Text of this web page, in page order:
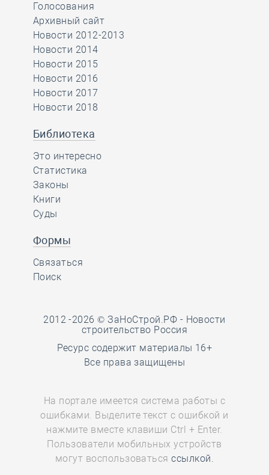
Голосования
Архивный сайт
Новости 2012-2013
Новости 2014
Новости 2015
Новости 2016
Новости 2017
Новости 2018
Библиотека
Это интересно
Статистика
Законы
Книги
Суды
Формы
Связаться
Поиск
2012 -2026 © ЗаНоСтрой.РФ - Новости
строительство Россия
Ресурс содержит материалы 16+
Все права защищены
На портале имеется система работы с
ошибками. Выделите текст с ошибкой и
нажмите вместе клавиши Ctrl + Enter.
Пользователи мобильных устройств
могут воспользоватьсяссылкой.